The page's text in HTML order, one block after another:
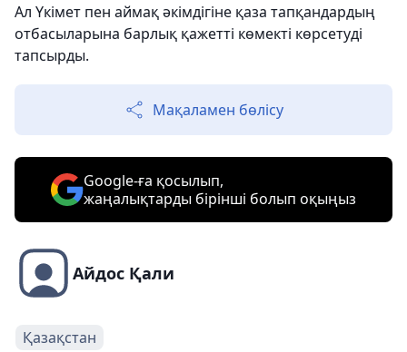
Ал Үкімет пен аймақ әкімдігіне қаза тапқандардың
отбасыларына барлық қажетті көмекті көрсетуді
тапсырды.
Мақаламен бөлісу
Google-ға қосылып,
жаңалықтарды бірінші болып оқыңыз
Айдос Қали
Қазақстан